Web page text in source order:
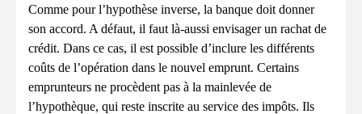
Comme pour l’hypothèse inverse, la banque doit donner
son accord. A défaut, il faut là-aussi envisager un rachat de
crédit. Dans ce cas, il est possible d’inclure les différents
coûts de l’opération dans le nouvel emprunt. Certains
emprunteurs ne procèdent pas à la mainlevée de
l’hypothèque, qui reste inscrite au service des impôts. Ils